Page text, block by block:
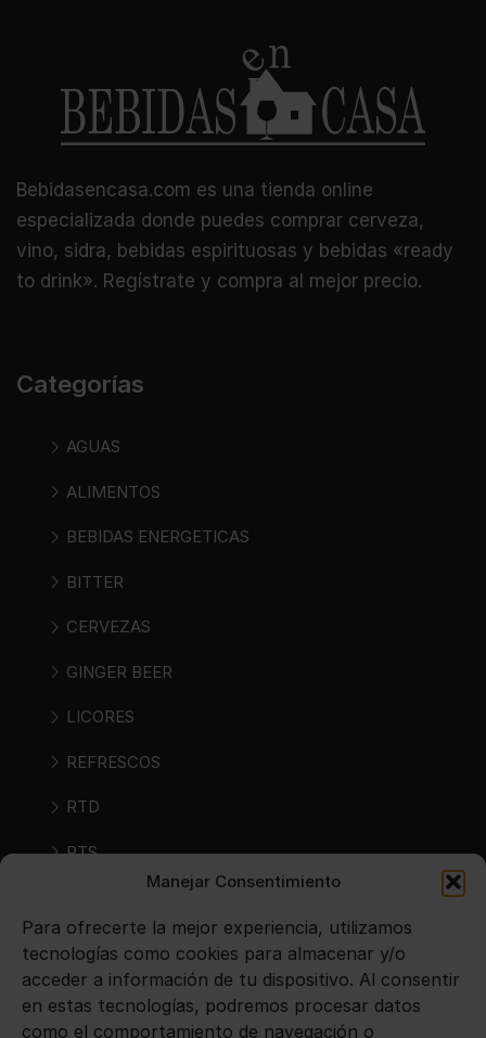
Manejar Consentimiento
Para ofrecerte la mejor experiencia, utilizamos
tecnologías como cookies para almacenar y/o
acceder a información de tu dispositivo. Al consentir
en estas tecnologías, podremos procesar datos
como el comportamiento de navegación o
Bebidasencasa.com es una tienda online
especializada donde puedes comprar cerveza,
vino, sidra, bebidas espirituosas y bebidas «ready
to drink». Regístrate y compra al mejor precio.
Categorías
AGUAS
ALIMENTOS
BEBIDAS ENERGETICAS
BITTER
CERVEZAS
GINGER BEER
LICORES
REFRESCOS
RTD
RTS
VINOS